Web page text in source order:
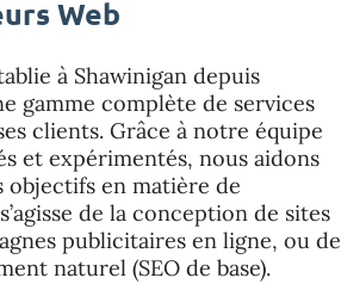
Web
à Shawinigan depuis
gamme complète de services
clients. Grâce à notre équipe
et expérimentés, nous aidons
en matière de
de la conception de sites
publicitaires en ligne, ou de
naturel (SEO de base).